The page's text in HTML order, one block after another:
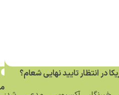
در انتظار تایید نهایی شعام؟